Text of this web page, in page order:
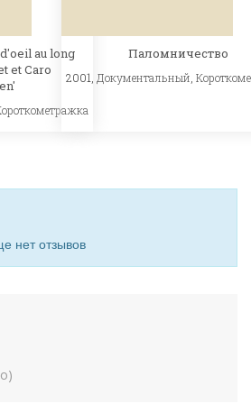
au long
et Caro
Паломничество
2001, Документальный ,
нет отзывов